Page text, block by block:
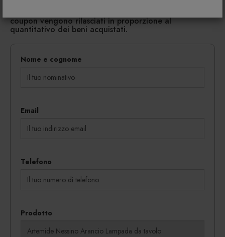
coupon vengono rilasciati in proporzione al
quantitativo dei beni acquistati.
Nome e cognome
Email
Telefono
Prodotto